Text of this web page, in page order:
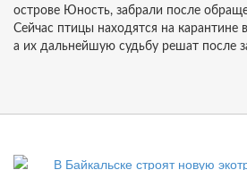
острове Юность, забрали после
Сейчас птицы находятся на карантине
а их дальнейшую судьбу решат после